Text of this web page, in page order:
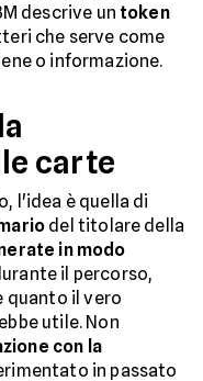
descrive un token
che serve come
o informazione.
carte
l'idea è quella di
del titolare della
in modo
il percorso,
quanto il vero
utile. Non
con la
in passato